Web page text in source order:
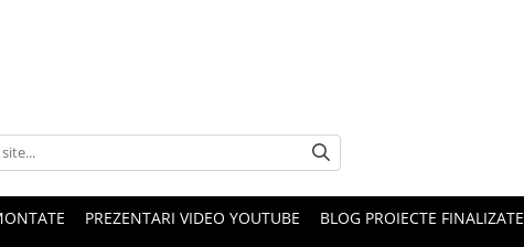
PREZENTARI VIDEO YOUTUBE BLOG PROIECTE FINALIZATE